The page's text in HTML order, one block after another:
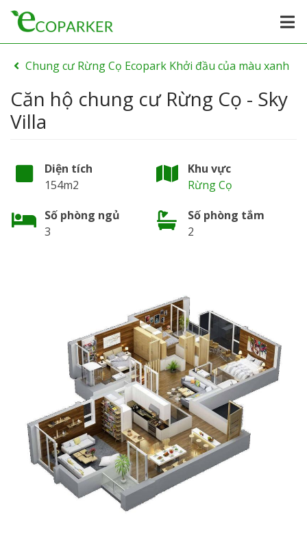
Chung cư Rừng Cọ Ecopark Khởi đầu của màu xanh
Căn hộ chung cư Rừng Cọ - Sky
Villa
Diện tích
154m2
Khu vực
Rừng Cọ
Số phòng ngủ
3
Số phòng tắm
2